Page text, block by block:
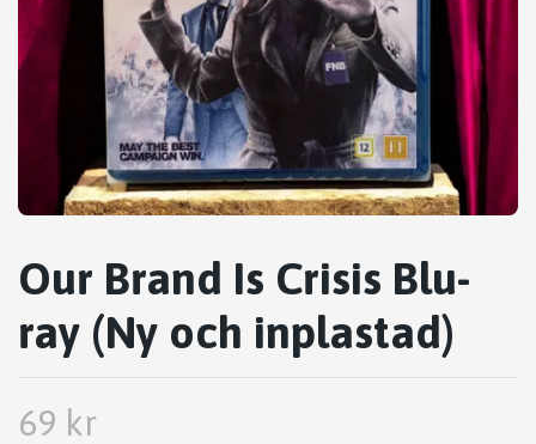
Our Brand Is Crisis Blu-
ray (Ny och inplastad)
69 kr